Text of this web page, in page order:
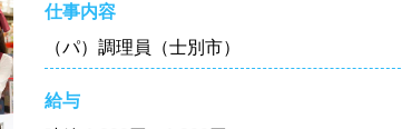
仕事内容
（パ）調理員（士別市）
給与